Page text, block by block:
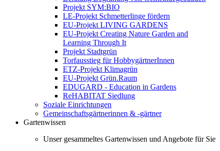
Projekt SYM:BIO
LE-Projekt Schmetterlinge fördern
EU-Projekt LIVING GARDENS
EU-Projekt Creating Nature Garden and
Learning Through It
Projekt Stadtgrün
Torfausstieg für HobbygärtnerInnen
ETZ-Projekt Klimagrün
EU-Projekt Grün.Raum
EDUGARD - Education in Gardens
ReHABITAT Siedlung
Soziale Einrichtungen
Gemeinschaftsgärtnerinnen & -gärtner
Gartenwissen
Unser gesammeltes Gartenwissen und Angebote für Sie